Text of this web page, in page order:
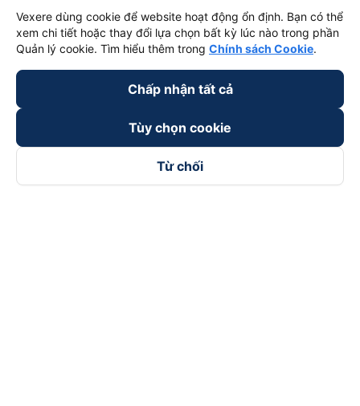
Vexere dùng cookie để website hoạt động ổn định. Bạn có thể
xem chi tiết hoặc thay đổi lựa chọn bất kỳ lúc nào trong phần
Quản lý cookie. Tìm hiểu thêm trong Chính sách Cookie.
Chấp nhận tất cả
Tùy chọn cookie
Từ chối